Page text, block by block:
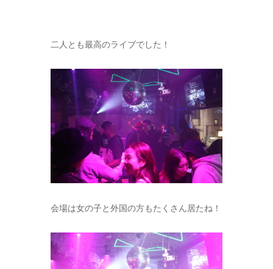
二人とも最高のライブでした！
会場は女の子と外国の方もたくさん居たね！